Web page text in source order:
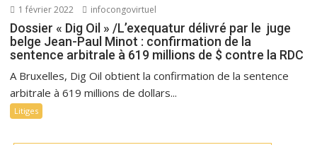
1 février 2022 infocongovirtuel
Dossier « Dig Oil » /L’exequatur délivré par le juge
belge Jean-Paul Minot : confirmation de la
sentence arbitrale à 619 millions de $ contre la RDC
A Bruxelles, Dig Oil obtient la confirmation de la sentence
arbitrale à 619 millions de dollars...
Litiges